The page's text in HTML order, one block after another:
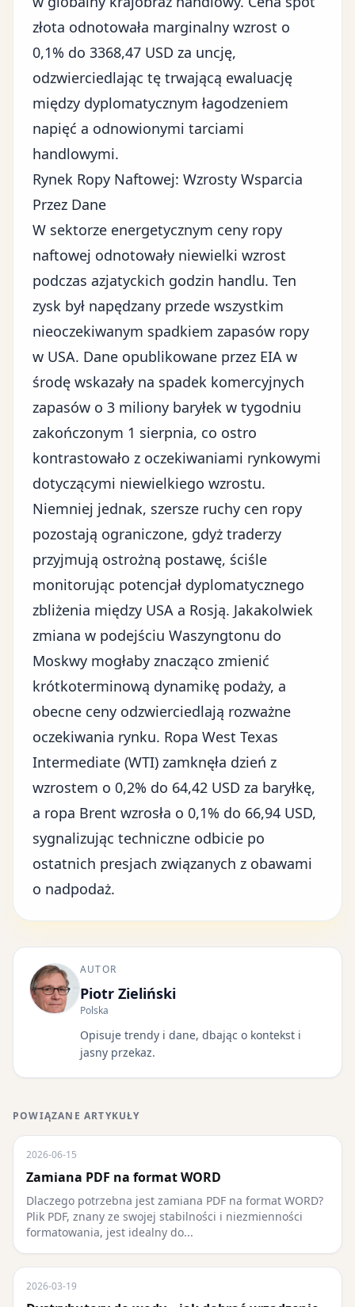
złota odnotowała marginalny wzrost o
0,1% do 3368,47 USD za uncję,
odzwierciedlając tę trwającą ewaluację
między dyplomatycznym łagodzeniem
napięć a odnowionymi tarciami
handlowymi.
Rynek Ropy Naftowej: Wzrosty Wsparcia
Przez Dane
W sektorze energetycznym ceny ropy
naftowej odnotowały niewielki wzrost
podczas azjatyckich godzin handlu. Ten
zysk był napędzany przede wszystkim
nieoczekiwanym spadkiem zapasów ropy
w USA. Dane opublikowane przez EIA w
środę wskazały na spadek komercyjnych
zapasów o 3 miliony baryłek w tygodniu
zakończonym 1 sierpnia, co ostro
kontrastowało z oczekiwaniami rynkowymi
dotyczącymi niewielkiego wzrostu.
Niemniej jednak, szersze ruchy cen ropy
pozostają ograniczone, gdyż traderzy
przyjmują ostrożną postawę, ściśle
monitorując potencjał dyplomatycznego
zbliżenia między USA a Rosją. Jakakolwiek
zmiana w podejściu Waszyngtonu do
Moskwy mogłaby znacząco zmienić
krótkoterminową dynamikę podaży, a
obecne ceny odzwierciedlają rozważne
oczekiwania rynku. Ropa West Texas
Intermediate (WTI) zamknęła dzień z
wzrostem o 0,2% do 64,42 USD za baryłkę,
a ropa Brent wzrosła o 0,1% do 66,94 USD,
sygnalizując techniczne odbicie po
ostatnich presjach związanych z obawami
o nadpodaż.
AUTOR
Piotr Zieliński
Polska
Opisuje trendy i dane, dbając o kontekst i
jasny przekaz.
POWIĄZANE ARTYKUŁY
2026-06-15
Zamiana PDF na format WORD
Dlaczego potrzebna jest zamiana PDF na format WORD?
Plik PDF, znany ze swojej stabilności i niezmienności
formatowania, jest idealny do...
2026-03-19